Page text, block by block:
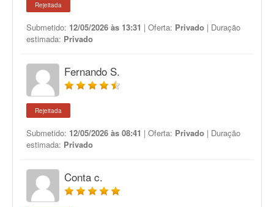
Rejeitada
Submetido: 12/05/2026 às 13:31 | Oferta: Privado | Duração
estimada: Privado
Fernando S.
Rejeitada
Submetido: 12/05/2026 às 08:41 | Oferta: Privado | Duração
estimada: Privado
Conta c.